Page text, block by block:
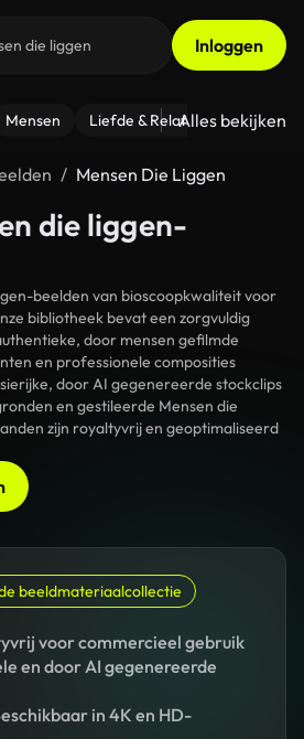
Inloggen
Mensen Liefde & Relaties - Fitness
Alles bekijken
Mensen Die Liggen
die liggen-
beelden van bioscoopkwaliteit voor
bibliotheek bevat een zorgvuldig
door mensen gefilmde
en professionele composities
door AI gegenereerde stockclips
en gestileerde Mensen die
zijn royaltyvrij en geoptimaliseerd
beeldmateriaalcollectie
voor commercieel gebruik
en door AI gegenereerde
in 4K en HD-